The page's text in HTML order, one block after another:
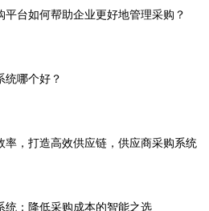
平台如何帮助企业更好地管理采购？
统哪个好？
率，打造高效供应链，供应商采购系统
统：降低采购成本的智能之选